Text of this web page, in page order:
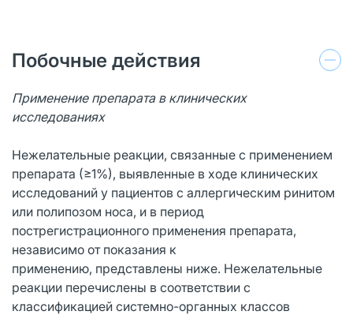
Побочные действия
Применение препарата в клинических
исследованиях
Нежелательные реакции, связанные с применением
препарата (≥1%), выявленные в ходе клинических
исследований у пациентов с аллергическим ринитом
или полипозом носа, и в период
пострегистрационного применения препарата,
независимо от показания к
применению, представлены ниже. Нежелательные
реакции перечислены в соответствии с
классификацией системно-органных классов